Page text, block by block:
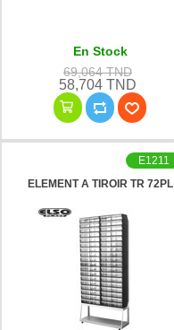
En Stock
69,064 TND
58,704 TND
ELEMENT A TIROIR TR 72PL
E1211